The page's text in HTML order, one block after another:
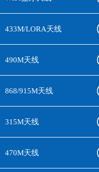
433M/LORA天线
490M天线
868/915M天线
315M天线
470M天线